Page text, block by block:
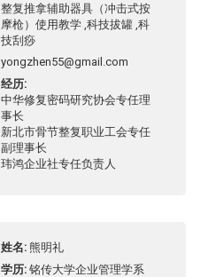
整复推拿辅助器具（冲击式按
摩枪）使用教学 ,科技拔罐 ,科
技刮痧
yongzhen55@gmail.com
经历
中华修复密码研究协会专任理
事长
新北市骨节整复职业工会专任
副理事长
玮鸿企业社专任负责人
姓名 熊明礼
学历 铭传大学企业管理学系